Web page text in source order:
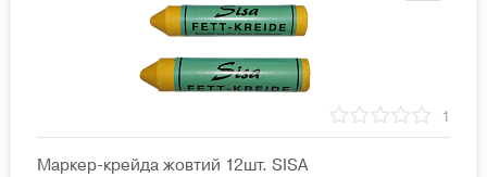
1
Маркер-крейда жовтий 12шт. SISA